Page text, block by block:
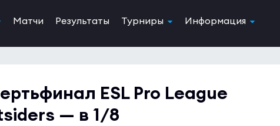
Матчи Результаты Турниры Информация
ESL Pro League
— в 1/8